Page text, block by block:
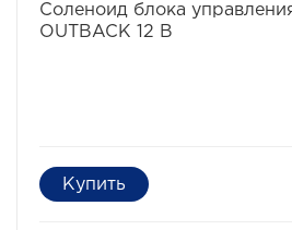
Соленоид блока
OUTBACK 12 В